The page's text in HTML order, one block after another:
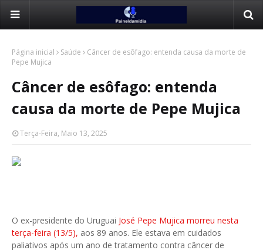
Página inicial Saúde
Câncer de esôfago: entenda causa da morte de
Pepe Mujica
Câncer de esôfago: entenda
causa da morte de Pepe Mujica
Terça-Feira, Maio 13, 2025
O ex-presidente do Uruguai José Pepe Mujica morreu nesta
terça-feira (13/5), aos 89 anos. Ele estava em cuidados
paliativos após um ano de tratamento contra câncer de